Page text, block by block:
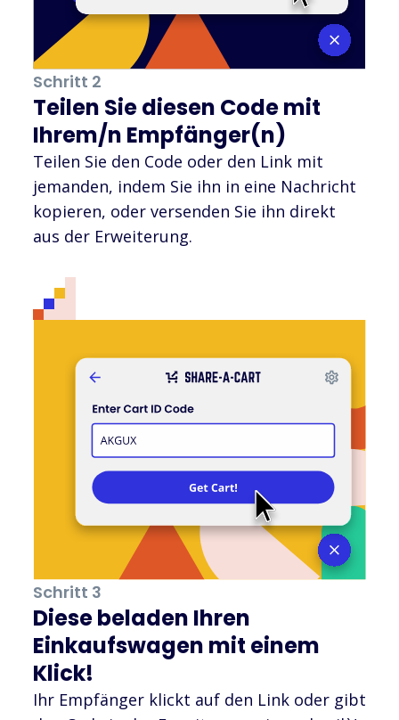
Schritt 2
Teilen Sie diesen Code mit
Ihrem/n Empfänger(n)
Teilen Sie den Code oder den Link mit
jemanden, indem Sie ihn in eine Nachricht
kopieren, oder versenden Sie ihn direkt
aus der Erweiterung.
Schritt 3
Diese beladen Ihren
Einkaufswagen mit einem
Klick!
Ihr Empfänger klickt auf den Link oder gibt